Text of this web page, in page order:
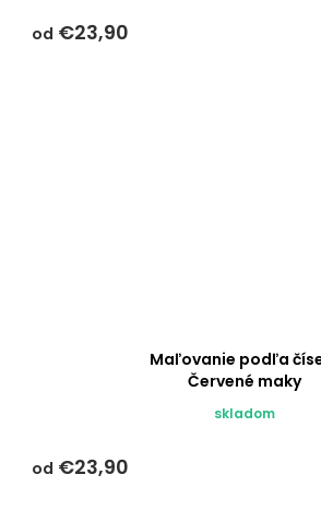
od €23,90
Maľovanie podľa
Červené maky
skladom
od €23,90